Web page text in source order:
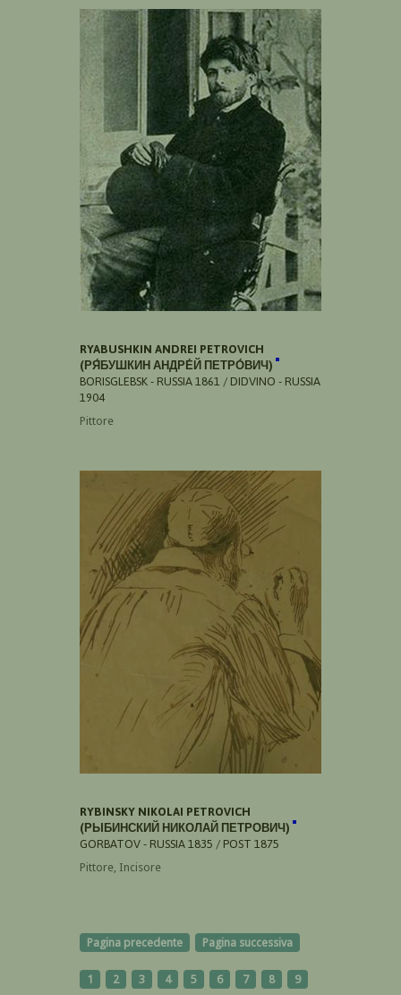
RYABUSHKIN ANDREI PETROVICH
(РЯ́БУШКИН АНДРЕ́Й ПЕТРО́ВИЧ)
BORISGLEBSK - RUSSIA 1861 / DIDVINO - RUSSIA
1904
Pittore
RYBINSKY NIKOLAI PETROVICH
(РЫБИНСКИЙ НИКОЛАЙ ПЕТРОВИЧ)
GORBATOV - RUSSIA 1835 / POST 1875
Pittore, Incisore
Pagina precedente Pagina successiva
1 2 3 4 5 6 7 8 9